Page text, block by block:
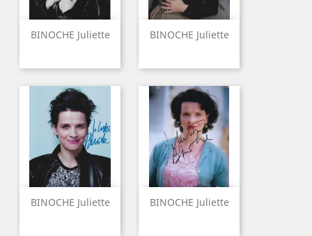
BINOCHE Juliette BINOCHE Juliette
BINOCHE Juliette BINOCHE Juliette